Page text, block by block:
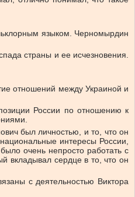
языком. Черномырдин
страны и ее исчезновения.
отношений между Украиной и
России по отношению к
был личностью, и то, что он
интересы России,
очень непросто работать с
вкладывал сердце в то, что он
с деятельностью Виктора